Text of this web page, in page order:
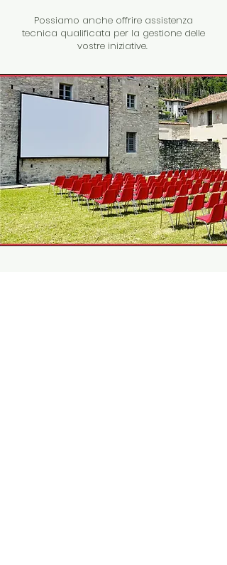
Possiamo anche offrire assistenza
tecnica qualificata per la gestione delle
vostre iniziative.